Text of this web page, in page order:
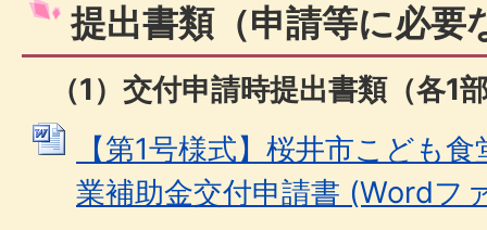
提出書類（申請等に必要
（1）交付申請時提出書類（各1
【第1号様式】桜井市こども
業補助金交付申請書 (Wordフ